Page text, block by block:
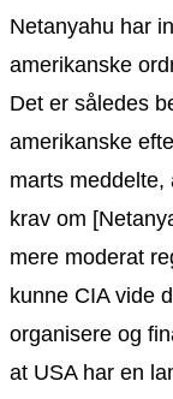
Netanyahu har
amerikanske
Det er således
amerikanske
marts meddelte,
krav om
mere moderat
kunne CIA vide
organisere og
at USA har en